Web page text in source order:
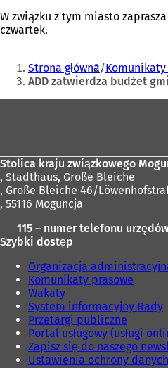
W związku z tym miasto
czwartek.
Jesteś
tutaj:
Strona główna Komunikaty
ADD zatwierdza budżet
Stolica kraju związkowego
, Stadthaus, Große Bleiche
, Große Bleiche 46/
, 55116 Moguncja
115 – numer telefonu
Szybki dostęp
Organizacja
Komunikaty prasowe
Wakaty
System informacyjny Rady
Przetargi publiczne
Portal usługowy (usługi
Zapisz się do naszego
Ustawienia ochrony danych